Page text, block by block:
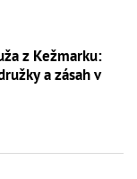
z Kežmarku:
a zásah v